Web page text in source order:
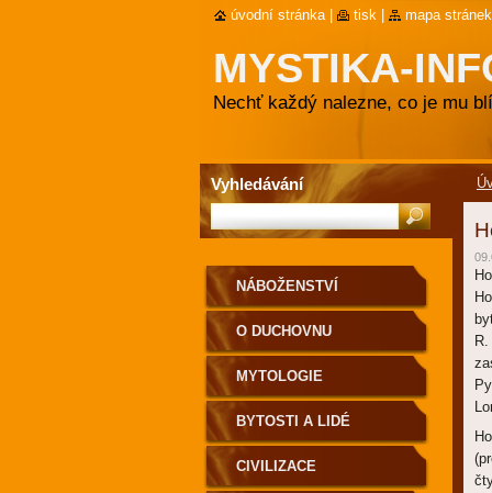
MYSTIKA-
Nechť každý nalezne, co je mu
NÁBOŽENSTVÍ
O DUCHOVNU
MYTOLOGIE
BYTOSTI A LIDÉ
CIVILIZACE
Vyhledávání
úvodní stránka tisk mapa stránek